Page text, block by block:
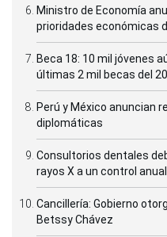
Ministro de Economía
prioridades económicas
Beca 18: 10 mil jóvenes
últimas 2 mil becas del
Perú y México anuncian
diplomáticas
Consultorios dentales
rayos X a un control anual
Cancillería: Gobierno
Betssy Chávez